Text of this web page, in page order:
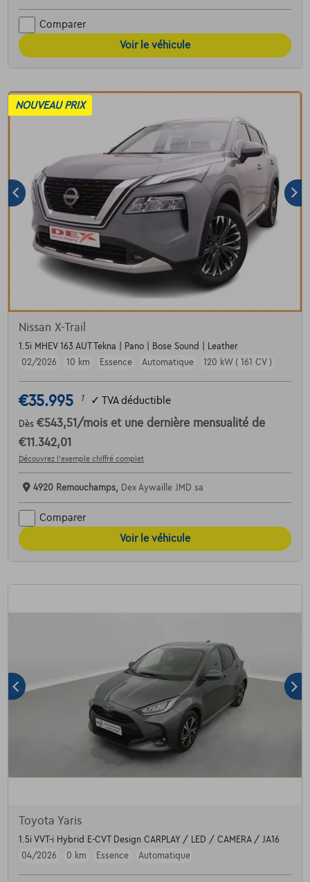
Comparer
Voir le véhicule
NOUVEAU PRIX
Nissan X-Trail
1.5i MHEV 163 AUT Tekna | Pano | Bose Sound | Leather
02/2026
10 km Essence Automatique 120 kW ( 161 CV )
€35.995 1 ✓ TVA déductible
Dès €543,51 /mois et une dernière mensualité de
€11.342,01
Découvrez l’exemple chiffré complet
4920 Remouchamps, Dex Aywaille JMD sa
Comparer
Voir le véhicule
Toyota Yaris
1.5i VVT-i Hybrid E-CVT Design CARPLAY / LED / CAMERA / JA16
04/2026
0 km Essence Automatique